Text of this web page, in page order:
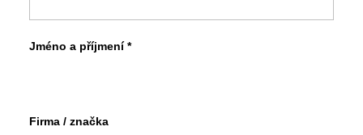
Jméno a příjmení *
Firma / značka